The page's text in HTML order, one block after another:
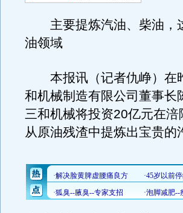
主要提炼汽油、柴油，
油领域
本报讯（记者仇峥）在
和机械制造有限公司董事
三和机械将投资20亿元在
从原油残渣中提炼出宝贵的